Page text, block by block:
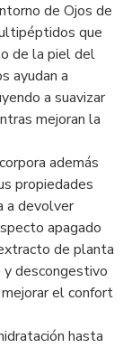
de Ojos de
que
de la piel del
ayudan a
a suavizar
mejoran la
además
propiedades
a devolver
apagado
de planta
descongestivo
el confort
hasta